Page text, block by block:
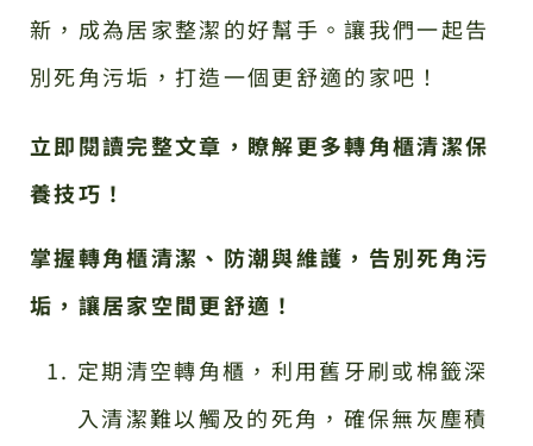
新，成為居家整潔的好幫手。讓我們一起告
別死角污垢，打造一個更舒適的家吧！
立即閱讀完整文章，瞭解更多轉角櫃清潔保
養技巧！
掌握轉角櫃清潔、防潮與維護，告別死角污
垢，讓居家空間更舒適！
定期清空轉角櫃，利用舊牙刷或棉籤深
入清潔難以觸及的死角，確保無灰塵積